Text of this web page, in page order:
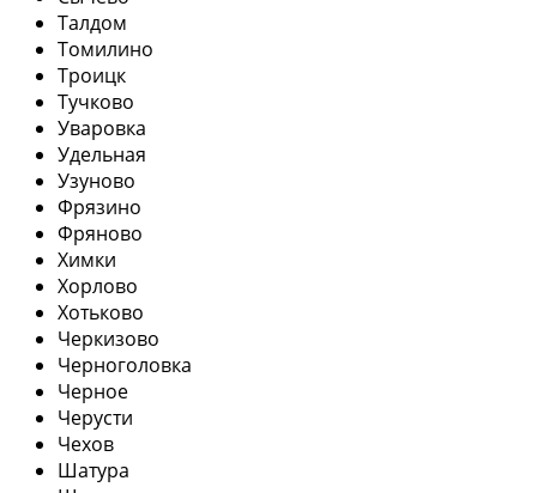
Талдом
Томилино
Троицк
Тучково
Уваровка
Удельная
Узуново
Фрязино
Фряново
Химки
Хорлово
Хотьково
Черкизово
Черноголовка
Черное
Черусти
Чехов
Шатура